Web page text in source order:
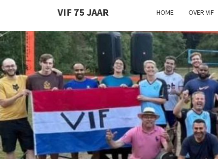
VIF 75 JAAR HOME OVER VIF